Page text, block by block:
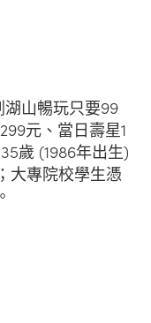
湖山暢玩只要99
元、當日壽星1
歲 (1986年出生)
大專院校學生憑